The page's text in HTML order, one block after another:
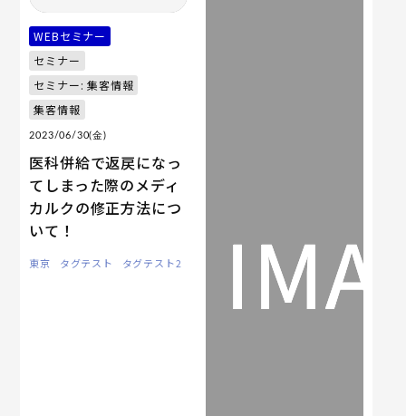
WEBセミナー
セミナー
セミナー: 集客情報
集客情報
2023/06/30(金)
医科併給で返戻になっ
てしまった際のメディ
カルクの修正方法につ
いて！
東京 タグテスト タグテスト2